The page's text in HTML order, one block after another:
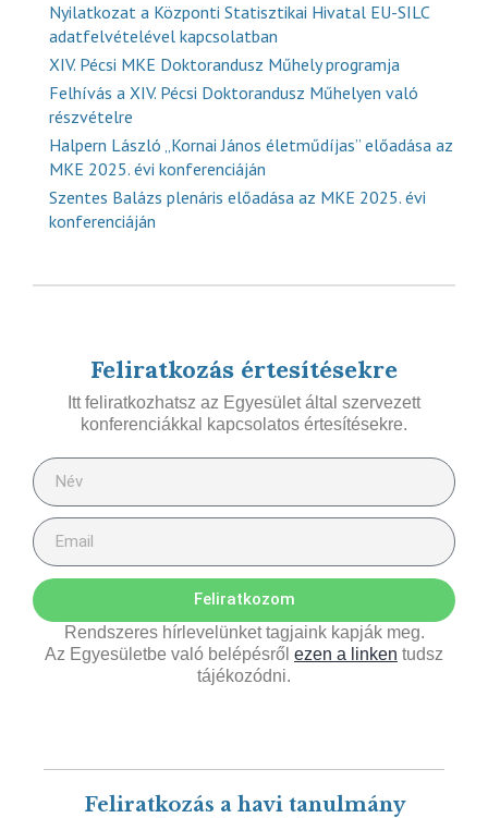
Nyilatkozat a Központi Statisztikai Hivatal EU-SILC
adatfelvételével kapcsolatban
XIV. Pécsi MKE Doktorandusz Műhely programja
Felhívás a XIV. Pécsi Doktorandusz Műhelyen való
részvételre
Halpern László „Kornai János életműdíjas” előadása az
MKE 2025. évi konferenciáján
Szentes Balázs plenáris előadása az MKE 2025. évi
konferenciáján
Feliratkozás értesítésekre
Itt feliratkozhatsz az Egyesület által szervezett
konferenciákkal kapcsolatos értesítésekre.
Feliratkozom
Rendszeres hírlevelünket tagjaink kapják meg.
Az Egyesületbe való belépésről ezen a linken tudsz
tájékozódni.
Feliratkozás a havi tanulmány